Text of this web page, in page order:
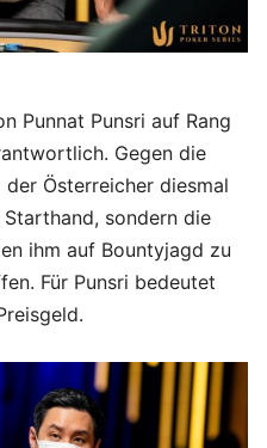
Punnat Punsri auf Rang
Gegen die
Österreicher diesmal
sondern die
ihm auf Bountyjagd zu
Für Punsri bedeutet